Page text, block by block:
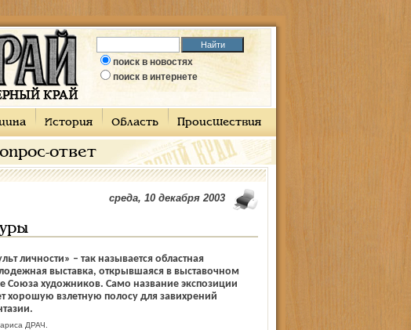
поиск в новостях
поиск в интернете
История Область Происшествия
ответ
среда, 10 декабря 2003
личности» – так называется областная
выставка, открывшаяся в выставочном
Союза художников. Само название экспозиции
хорошую взлетную полосу для завихрений
ДРАЧ.